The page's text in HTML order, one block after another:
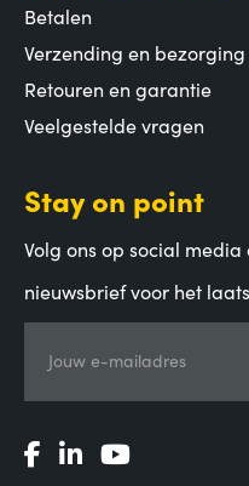
Betalen
Verzending en bezorging
Retouren en garantie
Veelgestelde vragen
Stay on point
Volg ons op social
nieuwsbrief voor het
Jouw e-mailadres